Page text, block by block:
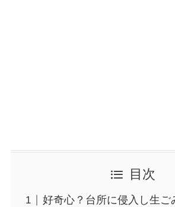
目次
好奇心？台所に侵入し生ご